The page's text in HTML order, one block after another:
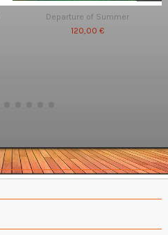
Departure of Summer
120,00 €